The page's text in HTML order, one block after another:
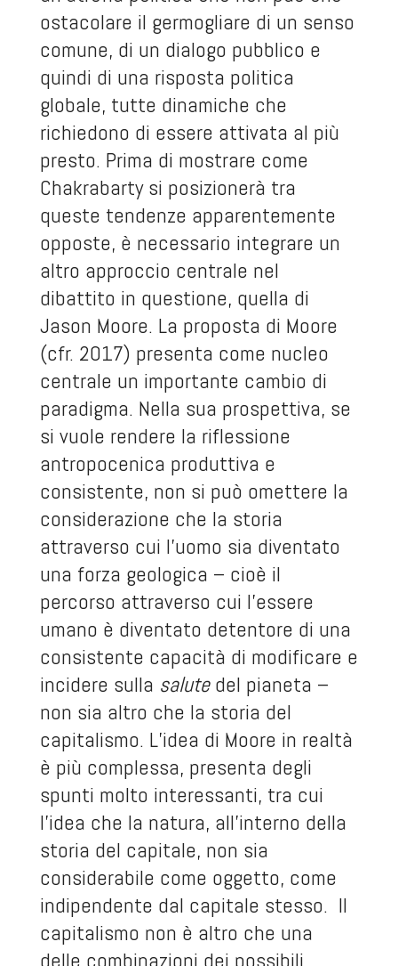
ostacolare il germogliare di un senso
comune, di un dialogo pubblico e
quindi di una risposta politica
globale, tutte dinamiche che
richiedono di essere attivata al più
presto. Prima di mostrare come
Chakrabarty si posizionerà tra
queste tendenze apparentemente
opposte, è necessario integrare un
altro approccio centrale nel
dibattito in questione, quella di
Jason Moore. La proposta di Moore
(cfr. 2017) presenta come nucleo
centrale un importante cambio di
paradigma. Nella sua prospettiva, se
si vuole rendere la riflessione
antropocenica produttiva e
consistente, non si può omettere la
considerazione che la storia
attraverso cui l’uomo sia diventato
una forza geologica – cioè il
percorso attraverso cui l’essere
umano è diventato detentore di una
consistente capacità di modificare e
incidere sulla salutedel pianeta –
non sia altro che la storia del
capitalismo. L’idea di Moore in realtà
è più complessa, presenta degli
spunti molto interessanti, tra cui
l’idea che la natura, all’interno della
storia del capitale, non sia
considerabile come oggetto, come
indipendente dal capitale stesso. Il
capitalismo non è altro che una
delle combinazioni dei possibili